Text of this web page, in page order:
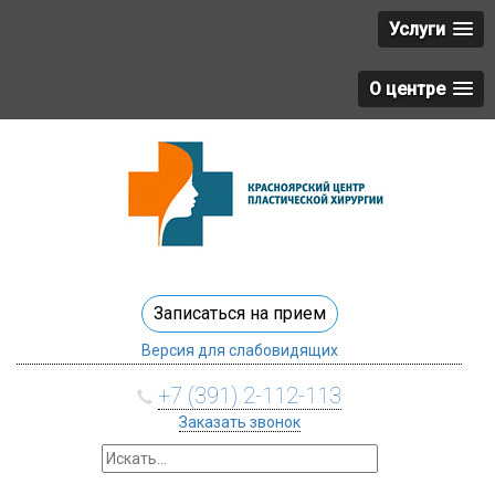
Услуги
О центре
Записаться на прием
Версия для слабовидящих
+7 (391) 2-112-113
Заказать звонок